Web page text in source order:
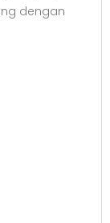
dengan